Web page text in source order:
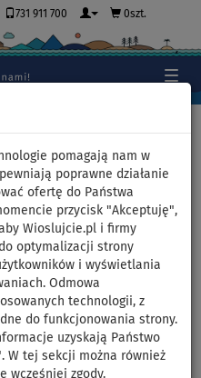
pomagają nam w
poprawne działanie
ofertę do Państwa
przycisk "Akceptuję",
Wioslujcie.pl i firmy
optymalizacji strony
i wyświetlania
Odmowa
technologii, z
do funkcjonowania strony.
uzyskają Państwo
W tej sekcji można również
wcześniej zgody.
731 911 700 0szt.
AQUA
model 2021